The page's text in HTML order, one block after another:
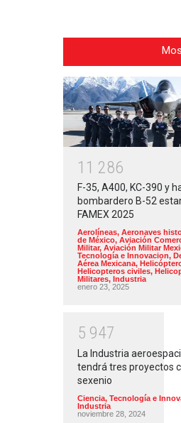
1 1 286
F-35, A400, KC-390 y
bombardero B-52
FAMEX 2025
Aerolíneas, Aeronaves
de México, Aviación
Militar, Aviación Militar
Tecnología e Innovacion,
Aérea Mexicana,
Helicopteros civiles,
Militares, Industria
enero 23, 2025
5 947
La Industria
tendrá tres proyectos
sexenio
Ciencia, Tecnología e
Industria
noviembre 28, 2024